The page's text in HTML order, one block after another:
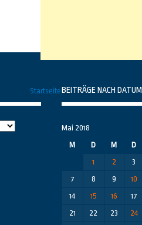
StartseiteBEITRÄGE NACH DATUM
Mai 2018
M
D M D
1
2 3
7
8 9 10
14
15 16 17
21
22 23 24